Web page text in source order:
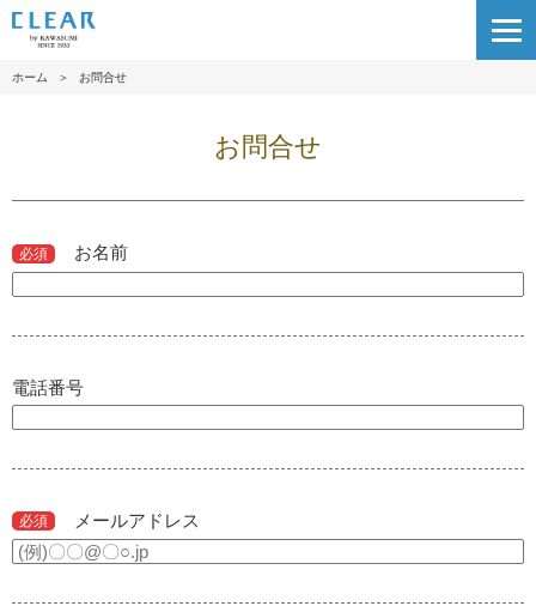
ホーム ＞ お問合せ
お問合せ
必須 お名前
電話番号
必須 メールアドレス